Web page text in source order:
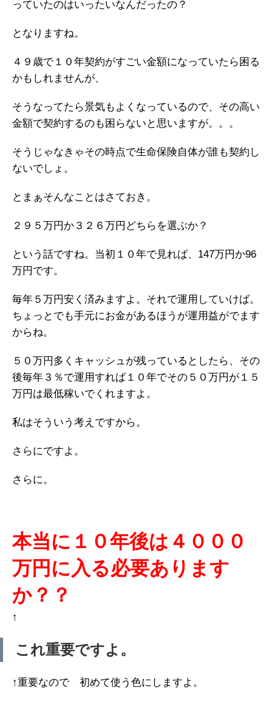
っていたのはいったいなんだったの？
となりますね。
４９歳で１０年契約がすごい金額になっていたら困る
かもしれませんが、
そうなってたら景気もよくなっているので、その高い
金額で契約するのも困らないと思いますが。。。
そうじゃなきゃその時点で生命保険自体が誰も契約し
ないでしょ。
とまぁそんなことはさておき。
２９５万円か３２６万円どちらを選ぶか？
という話ですね。当初１０年で見れば、147万円か96
万円です。
毎年５万円安く済みますよ。それで運用していけば。
ちょっとでも手元にお金があるほうが運用益がでます
からね。
５０万円多くキャッシュが残っているとしたら、その
後毎年３％で運用すれば１０年でその５０万円が１５
万円は最低稼いでくれますよ。
私はそういう考えですから。
さらにですよ。
さらに。
本当に１０年後は４０００
万円に入る必要あります
か？？
↑
これ重要ですよ。
↑重要なので 初めて使う色にしますよ。